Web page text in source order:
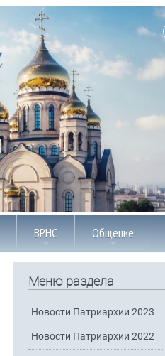
ВРНС Общение
Меню раздела
Новости Патриархии 2023
Новости Патриархии 2022